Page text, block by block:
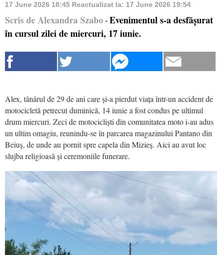
17 June 2026 18:45 Reactualizat la: 17 June 2026 19:54
Scris de Alexandra Szabo - Evenimentul s-a desfășurat
în cursul zilei de miercuri, 17 iunie.
Alex, tânărul de 29 de ani care și-a pierdut viața într-un accident de
motocicletă petrecut duminică, 14 iunie a fost condus pe ultimul
drum miercuri. Zeci de motocicliști din comunitatea moto i-au adus
un ultim omagiu, reunindu-se în parcarea magazinului Pantano din
Beiuș, de unde au pornit spre capela din Mizieș. Aici au avut loc
slujba religioasă și ceremoniile funerare.
Video